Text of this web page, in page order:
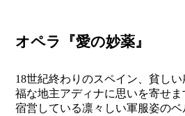
オペラ『愛の妙薬』
18世紀終わりのスペイン、貧し
福な地主アディナに思いを寄せ
宿営している凛々しい軍服姿の